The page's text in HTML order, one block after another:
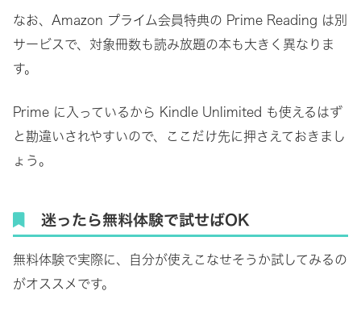
なお、Amazon プライム会員特典の Prime Reading は別
サービスで、対象冊数も読み放題の本も大きく異なりま
す。
Prime に入っているから Kindle Unlimited も使えるはず
と勘違いされやすいので、ここだけ先に押さえておきまし
ょう。
迷ったら無料体験で試せばOK
無料体験で実際に、自分が使えこなせそうか試してみるの
がオススメです。